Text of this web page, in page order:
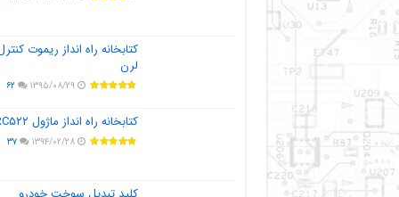
کتابخانه راه انداز ریموت
لرن
۱۳۹۵/۰۸/۲۹ ۶۲
کتابخانه راه انداز ماژول MFRC۵۲۲
۱۳۹۴/۰۲/۲۸ ۳۷